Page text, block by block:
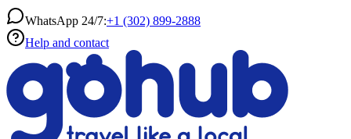
WhatsApp 24/7:+1 (302) 899-2888
Help and contact